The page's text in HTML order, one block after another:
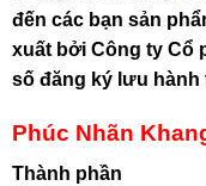
đến các bạn sản
xuất bởi Công ty Cổ
số đăng ký lưu hành
Phúc Nhãn
Thành phần